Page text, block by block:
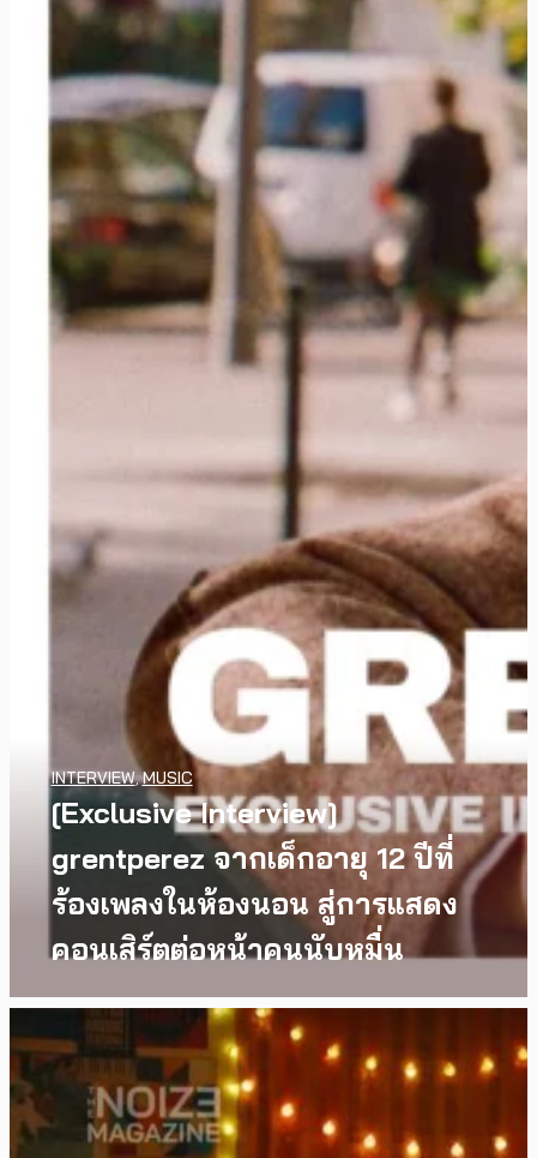
[Exclusive Interview]
grentperez จากเด็กอายุ 12 ปีที่
ร้องเพลงในห้องนอน สู่การแสดง
คอนเสิร์ตต่อหน้าคนนับหมื่น
INTERVIEW,MUSIC